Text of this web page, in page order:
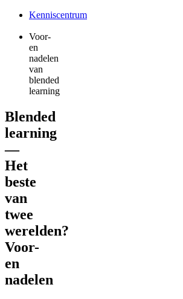
Kenniscentrum
Voor-
en
nadelen
van
blended
learning
Blended
learning
—
Het
beste
van
twee
werelden?
Voor-
en
nadelen